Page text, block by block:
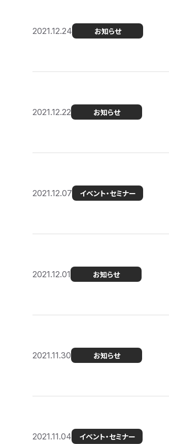
2021.12.24 お知らせ
2021.12.22 お知らせ
2021.12.07 イベント・セミナー
2021.12.01 お知らせ
2021.11.30 お知らせ
2021.11.04 イベント・セミナー